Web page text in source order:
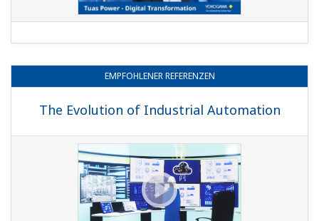
EMPFOHLENER REFERENZEN
The Evolution of Industrial Automation